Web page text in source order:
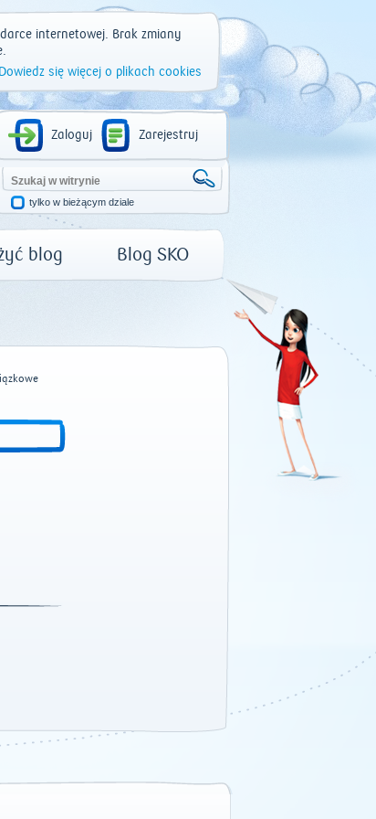
internetowej. Brak zmiany
Dowiedz się więcej o plikach cookies
Zaloguj Zarejestruj
tylko w bieżącym dziale
blog Blog SKO